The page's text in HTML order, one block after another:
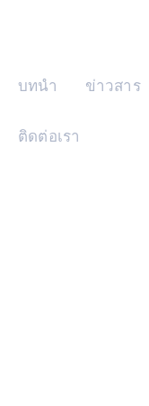
บทนำ ข่าวสาร
ติดต่อเรา